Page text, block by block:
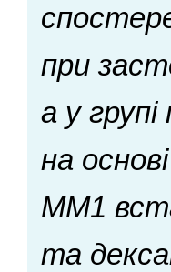
при
а у
на
MM1
та